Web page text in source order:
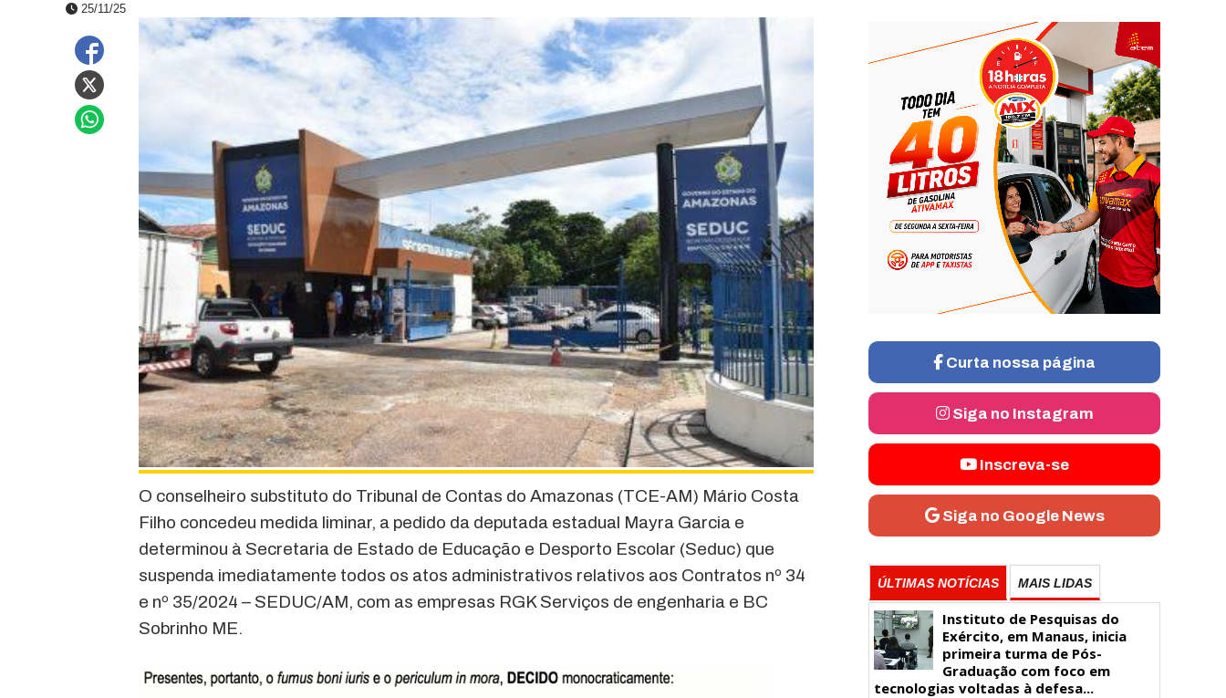
25/11/25
O conselheiro substituto do Tribunal de Contas do Amazonas (TCE-AM) Mário Costa
Filho concedeu medida liminar, a pedido da deputada estadual Mayra Garcia e
determinou à Secretaria de Estado de Educação e Desporto Escolar (Seduc) que
suspenda imediatamente todos os atos administrativos relativos aos Contratos nº 34
e nº 35/2024 – SEDUC/AM, com as empresas RGK Serviços de engenharia e BC
Sobrinho ME.
Curta nossa página
Siga no Instagram
Inscreva-se
Siga no Google News
ÚLTIMAS NOTÍCIAS MAIS LIDAS
Instituto de Pesquisas do
Exército, em Manaus, inicia
primeira turma de Pós-
Graduação com foco em
tecnologias voltadas à defesa...